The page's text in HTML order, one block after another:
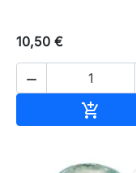
10,50 €

